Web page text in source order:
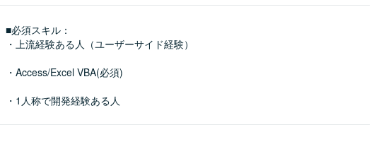
■必須スキル：
・上流経験ある人（ユーザーサイド経験）
・Access/Excel VBA(必須)
・1人称で開発経験ある人